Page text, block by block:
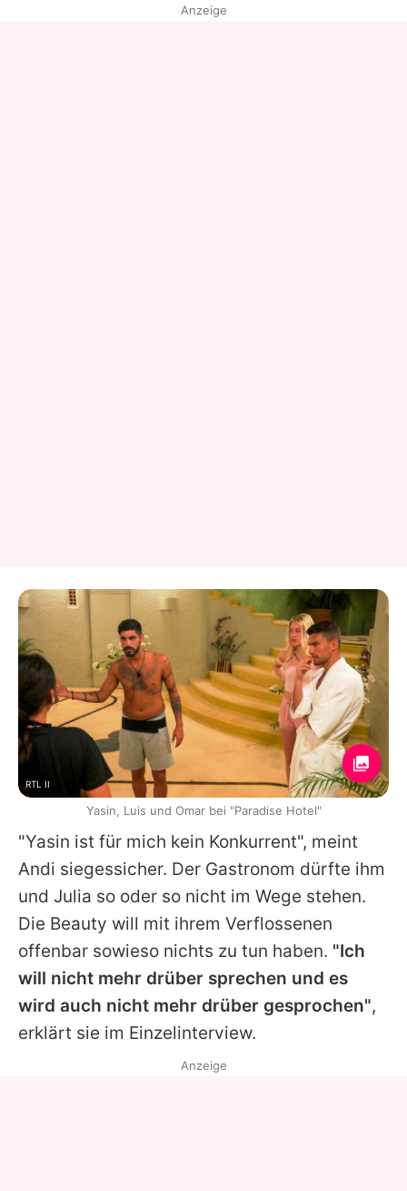
"Yasin ist für mich kein Konkurrent", meint
Andi siegessicher. Der Gastronom dürfte ihm
und Julia so oder so nicht im Wege stehen.
Die Beauty will mit ihrem Verflossenen
offenbar sowieso nichts zu tun haben. "Ich
will nicht mehr drüber sprechen und es
wird auch nicht mehr drüber gesprochen",
erklärt sie im Einzelinterview.
Anzeige
RTL II
Yasin, Luis und Omar bei "Paradise Hotel"
Anzeige